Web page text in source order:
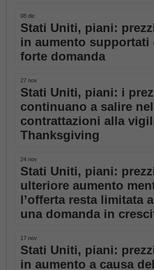
08 dic
Stati Uniti, piani:
in aumento supportati
forte domanda
27 nov
Stati Uniti, piani: i
continuano a salire
contrattazioni alla
Thanksgiving
24 nov
Stati Uniti, piani:
ulteriore aumento
l’offerta resta limitata
una domanda in
17 nov
Stati Uniti, piani:
in aumento a causa